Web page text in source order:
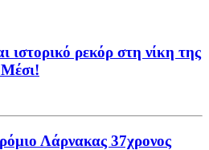
ρεκόρ στη νίκη της
Μέσι!
Λάρνακας 37χρονος